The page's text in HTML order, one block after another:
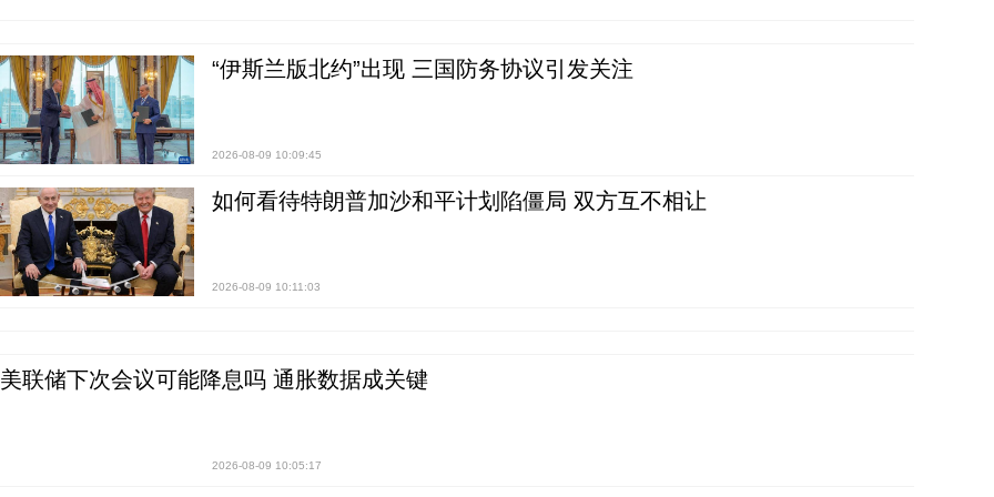
“伊斯兰版北约”出现 三国防务协议引发关注
2026-08-09 10:09:45
如何看待特朗普加沙和平计划陷僵局 双方互不相让
2026-08-09 10:11:03
美联储下次会议可能降息吗 通胀数据成关键
2026-08-09 10:05:17